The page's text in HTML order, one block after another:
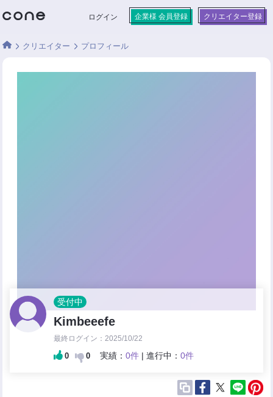
ログイン 企業様 会員登録 クリエイター登録
クリエイター プロフィール
受付中
Kimbeeefe
最終ログイン：2025/10/22
0 0 実績：0件 | 進行中：0件